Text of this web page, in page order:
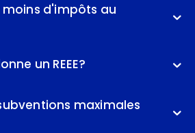
d'impôts au
un REEE?
maximales